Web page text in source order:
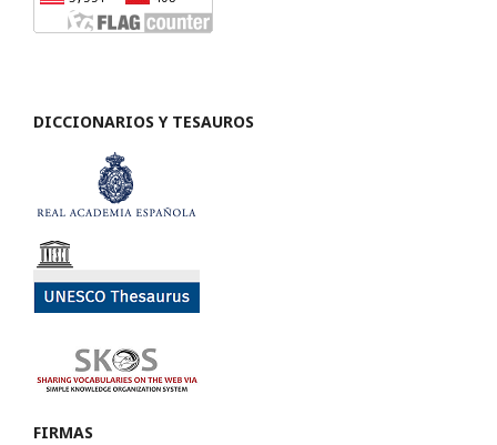
DICCIONARIOS Y TESAUROS
FIRMAS